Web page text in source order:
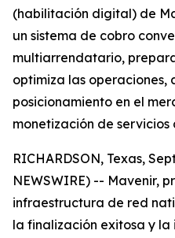
(habilitación digital) de
un sistema de cobro
multiarrendatario,
optimiza las operaciones,
posicionamiento en el
monetización de
RICHARDSON, Texas,
NEWSWIRE) -- Mavenir,
infraestructura de red
la finalización exitosa y